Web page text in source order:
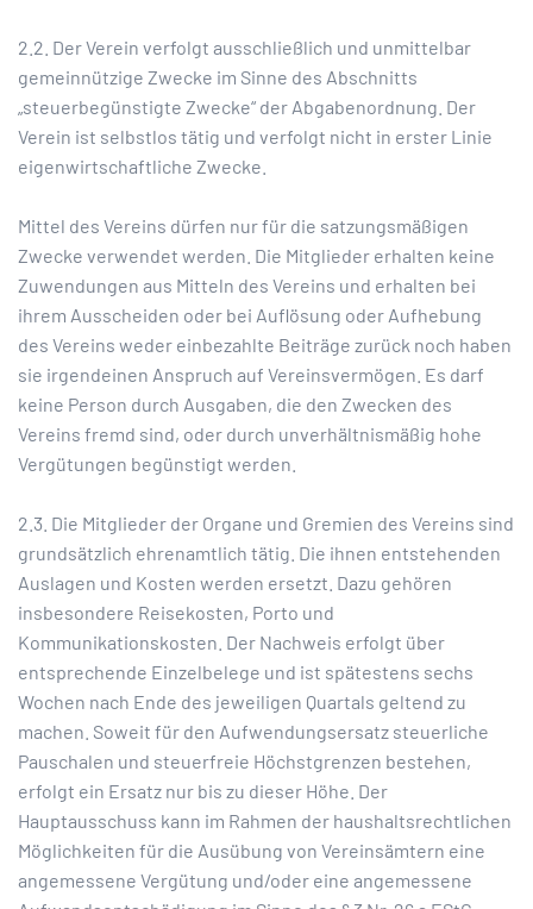
2.2. Der Verein verfolgt ausschließlich und unmittelbar
gemeinnützige Zwecke im Sinne des Abschnitts
„steuerbegünstigte Zwecke“ der Abgabenordnung. Der
Verein ist selbstlos tätig und verfolgt nicht in erster Linie
eigenwirtschaftliche Zwecke.
Mittel des Vereins dürfen nur für die satzungsmäßigen
Zwecke verwendet werden. Die Mitglieder erhalten keine
Zuwendungen aus Mitteln des Vereins und erhalten bei
ihrem Ausscheiden oder bei Auflösung oder Aufhebung
des Vereins weder einbezahlte Beiträge zurück noch haben
sie irgendeinen Anspruch auf Vereinsvermögen. Es darf
keine Person durch Ausgaben, die den Zwecken des
Vereins fremd sind, oder durch unverhältnismäßig hohe
Vergütungen begünstigt werden.
2.3. Die Mitglieder der Organe und Gremien des Vereins sind
grundsätzlich ehrenamtlich tätig. Die ihnen entstehenden
Auslagen und Kosten werden ersetzt. Dazu gehören
insbesondere Reisekosten, Porto und
Kommunikationskosten. Der Nachweis erfolgt über
entsprechende Einzelbelege und ist spätestens sechs
Wochen nach Ende des jeweiligen Quartals geltend zu
machen. Soweit für den Aufwendungsersatz steuerliche
Pauschalen und steuerfreie Höchstgrenzen bestehen,
erfolgt ein Ersatz nur bis zu dieser Höhe. Der
Hauptausschuss kann im Rahmen der haushaltsrechtlichen
Möglichkeiten für die Ausübung von Vereinsämtern eine
angemessene Vergütung und/oder eine angemessene